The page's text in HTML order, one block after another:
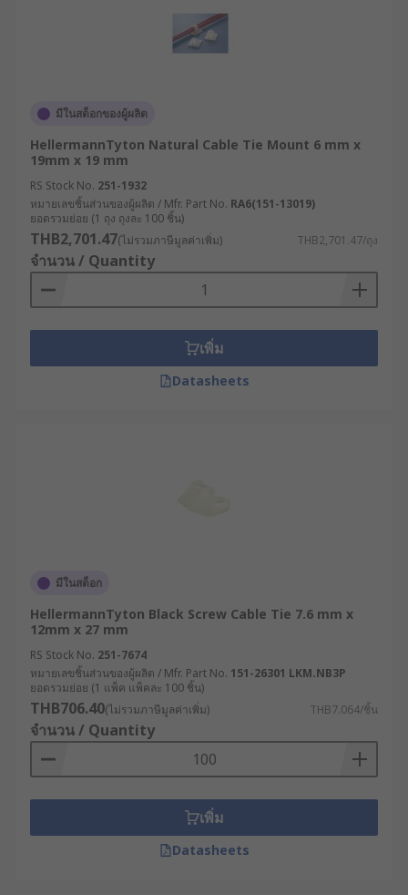
มีในสต็อกของผู้ผลิต
HellermannTyton Natural Cable Tie Mount 6 mm x
19mm x 19 mm
RS Stock No. 251-1932
หมายเลขชิ้นส่วนของผู้ผลิต / Mfr. Part No. RA6(151-13019)
ยอดรวมย่อย (1 ถุง ถุงละ 100 ชิ้น)
THB2,701.47(ไม่รวมภาษีมูลค่าเพิ่ม) THB2,701.47/ถุง
จำนวน / Quantity
เพิ่ม
Datasheets
มีในสต็อก
HellermannTyton Black Screw Cable Tie 7.6 mm x
12mm x 27 mm
RS Stock No. 251-7674
หมายเลขชิ้นส่วนของผู้ผลิต / Mfr. Part No. 151-26301 LKM.NB3P
ยอดรวมย่อย (1 แพ็ค แพ็คละ 100 ชิ้น)
THB706.40(ไม่รวมภาษีมูลค่าเพิ่ม) THB7.064/ชิ้น
จำนวน / Quantity
เพิ่ม
Datasheets